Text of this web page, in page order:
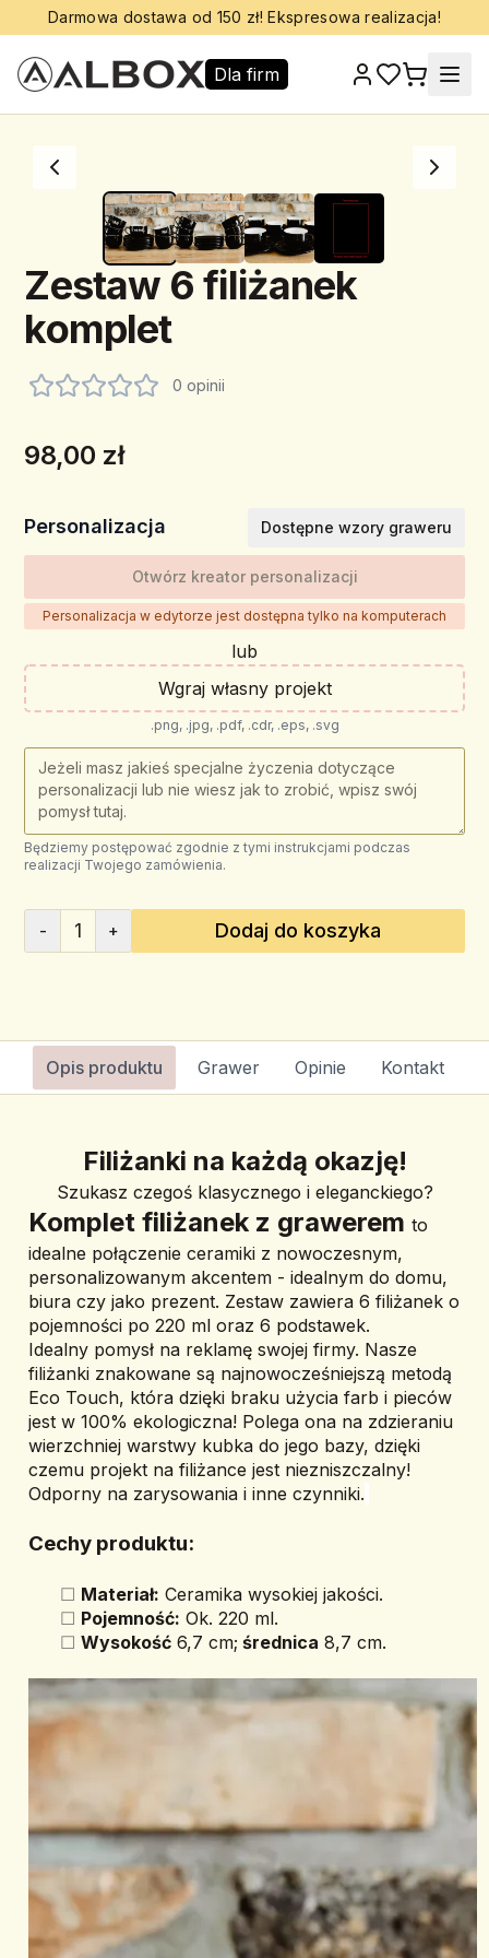
Darmowa dostawa od 150 zł! Ekspresowa realizacja!
Dla firm
Zestaw 6 filiżanek
komplet
0 opinii
98,00 zł
Personalizacja Dostępne wzory graweru
Otwórz kreator personalizacji
Personalizacja w edytorze jest dostępna tylko na komputerach
lub
Wgraj własny projekt
.png, .jpg, .pdf, .cdr, .eps, .svg
Będziemy postępować zgodnie z tymi instrukcjami podczas
realizacji Twojego zamówienia.
- 1 + Dodaj do koszyka
Opis produktu Grawer Opinie Kontakt
Filiżanki na każdą okazję!
Szukasz czegoś klasycznego i eleganckiego?
﻿Komplet filiżanek z grawerem to
idealne połączenie ceramiki z nowoczesnym,
personalizowanym akcentem - idealnym do domu,
biura czy jako prezent. Zestaw zawiera 6 filiżanek o
pojemności po 220 ml oraz 6 podstawek.
Idealny pomysł na reklamę swojej firmy. Nasze
filiżanki znakowane są najnowocześniejszą metodą
Eco Touch, która dzięki braku użycia farb i pieców
jest w 100% ekologiczna! Polega ona na zdzieraniu
wierzchniej warstwy kubka do jego bazy, dzięki
czemu projekt na filiżance jest niezniszczalny!
Odporny na zarysowania i inne czynniki.
Cechy produktu:
Materiał: Ceramika wysokiej jakości.
Pojemność: Ok. 220 ml.
Wysokość 6,7 cm; średnica 8,7 cm.